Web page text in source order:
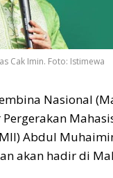
Cak Imin. Foto: Istimewa
Nasional
Pergerakan
Abdul
akan hadir di